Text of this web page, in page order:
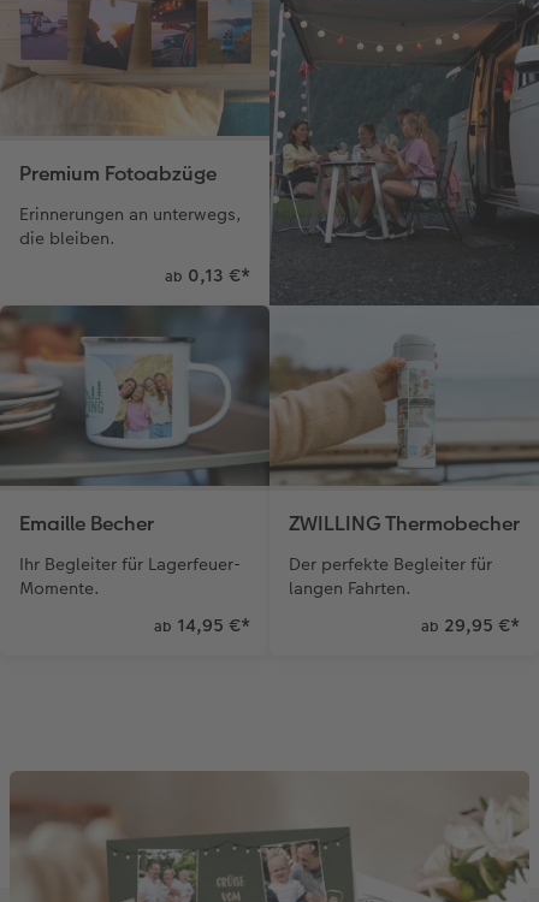
Premium Fotoabzüge
Erinnerungen an unterwegs,
die bleiben.
ab 0,13 €*
Emaille Becher
Ihr Begleiter für Lagerfeuer-
Momente.
ab 14,95 €*
ZWILLING Thermobecher
Der perfekte Begleiter für
langen Fahrten.
ab 29,95 €*